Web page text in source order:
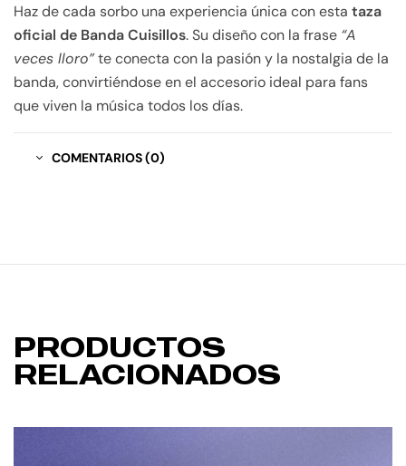
Haz de cada sorbo una experiencia única con esta taza
oficial de Banda Cuisillos. Su diseño con la frase “A
veces lloro”te conecta con la pasión y la nostalgia de la
banda, convirtiéndose en el accesorio ideal para fans
que viven la música todos los días.
COMENTARIOS (0)
PRODUCTOS
RELACIONADOS